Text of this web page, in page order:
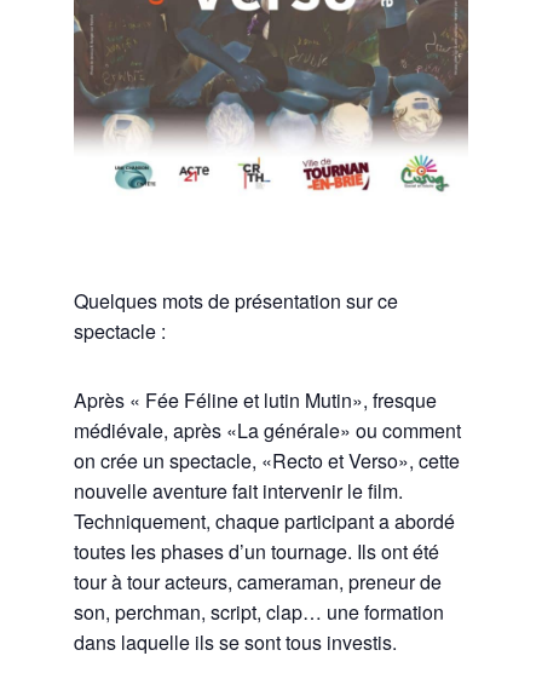
Quelques mots de présentation sur ce
spectacle :
Après « Fée Féline et lutin Mutin», fresque
médiévale, après «La générale» ou comment
on crée un spectacle, «Recto et Verso», cette
nouvelle aventure fait intervenir le film.
Techniquement, chaque participant a abordé
toutes les phases d’un tournage. Ils ont été
tour à tour acteurs, cameraman, preneur de
son, perchman, script, clap… une formation
dans laquelle ils se sont tous investis.